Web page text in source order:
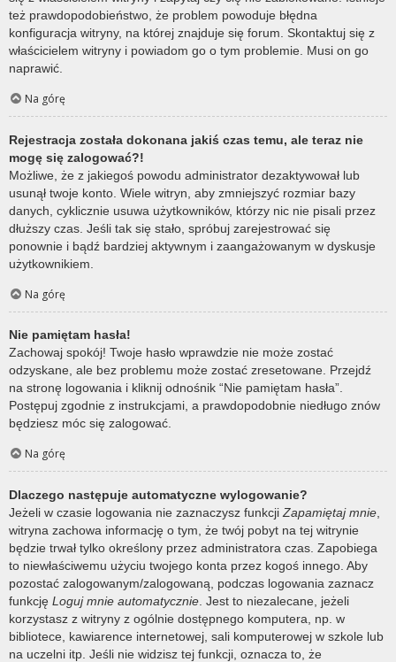
też prawdopodobieństwo, że problem powoduje błędna
konfiguracja witryny, na której znajduje się forum. Skontaktuj się z
właścicielem witryny i powiadom go o tym problemie. Musi on go
naprawić.
Na górę
Rejestracja została dokonana jakiś czas temu, ale teraz nie
mogę się zalogować?!
Możliwe, że z jakiegoś powodu administrator dezaktywował lub
usunął twoje konto. Wiele witryn, aby zmniejszyć rozmiar bazy
danych, cyklicznie usuwa użytkowników, którzy nic nie pisali przez
dłuższy czas. Jeśli tak się stało, spróbuj zarejestrować się
ponownie i bądź bardziej aktywnym i zaangażowanym w dyskusje
użytkownikiem.
Na górę
Nie pamiętam hasła!
Zachowaj spokój! Twoje hasło wprawdzie nie może zostać
odzyskane, ale bez problemu może zostać zresetowane. Przejdź
na stronę logowania i kliknij odnośnik “Nie pamiętam hasła”.
Postępuj zgodnie z instrukcjami, a prawdopodobnie niedługo znów
będziesz móc się zalogować.
Na górę
Dlaczego następuje automatyczne wylogowanie?
Jeżeli w czasie logowania nie zaznaczysz funkcji Zapamiętaj mnie
witryna zachowa informację o tym, że twój pobyt na tej witrynie
będzie trwał tylko określony przez administratora czas. Zapobiega
to niewłaściwemu użyciu twojego konta przez kogoś innego. Aby
pozostać zalogowanym/zalogowaną, podczas logowania zaznacz
funkcję Loguj mnie automatycznie . Jest to niezalecane, jeżeli
korzystasz z witryny z ogólnie dostępnego komputera, np. w
bibliotece, kawiarence internetowej, sali komputerowej w szkole lub
na uczelni itp. Jeśli nie widzisz tej funkcji, oznacza to, że